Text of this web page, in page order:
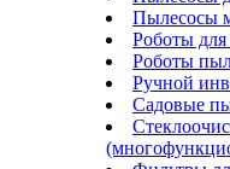
Пылесосы
Роботы для
Роботы
Ручной
Садовые